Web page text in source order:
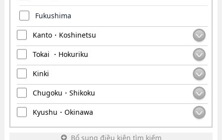
Fukushima
Kanto・Koshinetsu
Tokai ・Hokuriku
Kinki
Chugoku・Shikoku
Kyushu・Okinawa
Bổ sung điều kiện tìm kiếm